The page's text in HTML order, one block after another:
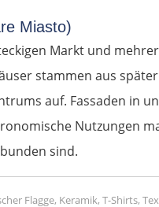
Miasto)
Markt und
stammen aus
auf. Fassaden in
Nutzungen
sind.